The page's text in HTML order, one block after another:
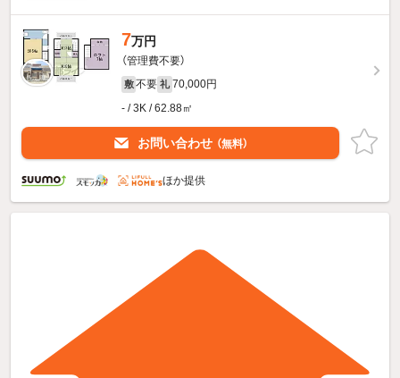
7万円
（管理費不要）
敷 不要 礼 70,000円
- / 3K / 62.88㎡
お問い合わせ （無料）
ほか提供